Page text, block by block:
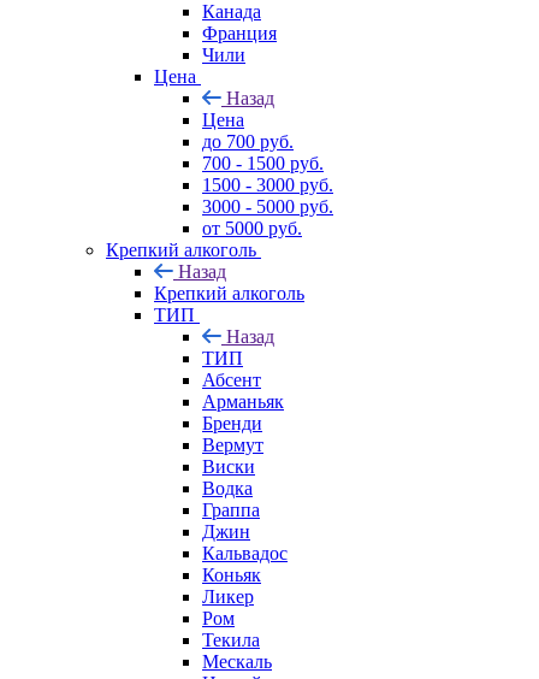
Канада
Франция
Чили
Цена
Назад
Цена
до 700 руб.
700 - 1500 руб.
1500 - 3000 руб.
3000 - 5000 руб.
от 5000 руб.
Крепкий алкоголь
Назад
Крепкий алкоголь
ТИП
Назад
ТИП
Абсент
Арманьяк
Бренди
Вермут
Виски
Водка
Граппа
Джин
Кальвадос
Коньяк
Ликер
Ром
Текила
Мескаль